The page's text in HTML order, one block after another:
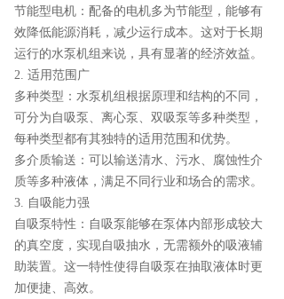
节能型电机：配备的电机多为节能型，能够有
效降低能源消耗，减少运行成本。这对于长期
运行的水泵机组来说，具有显著的经济效益。
2. 适用范围广
多种类型：水泵机组根据原理和结构的不同，
可分为自吸泵、离心泵、双吸泵等多种类型，
每种类型都有其独特的适用范围和优势。
多介质输送：可以输送清水、污水、腐蚀性介
质等多种液体，满足不同行业和场合的需求。
3. 自吸能力强
自吸泵特性：自吸泵能够在泵体内部形成较大
的真空度，实现自吸抽水，无需额外的吸液辅
助装置。这一特性使得自吸泵在抽取液体时更
加便捷、高效。